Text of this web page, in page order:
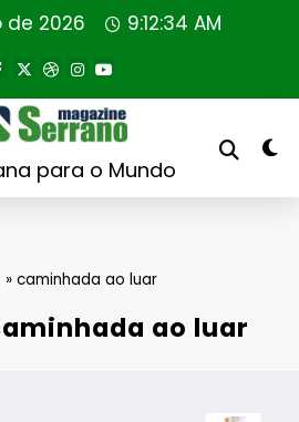
de 2026 9:12:35 AM
para o Mundo
»caminhada ao luar
ao luar